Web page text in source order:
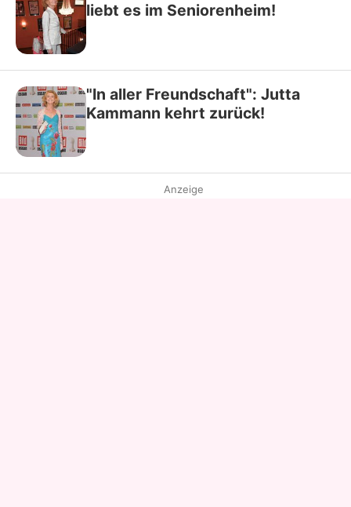
liebt es im Seniorenheim!
"In aller Freundschaft": Jutta
Kammann kehrt zurück!
Anzeige